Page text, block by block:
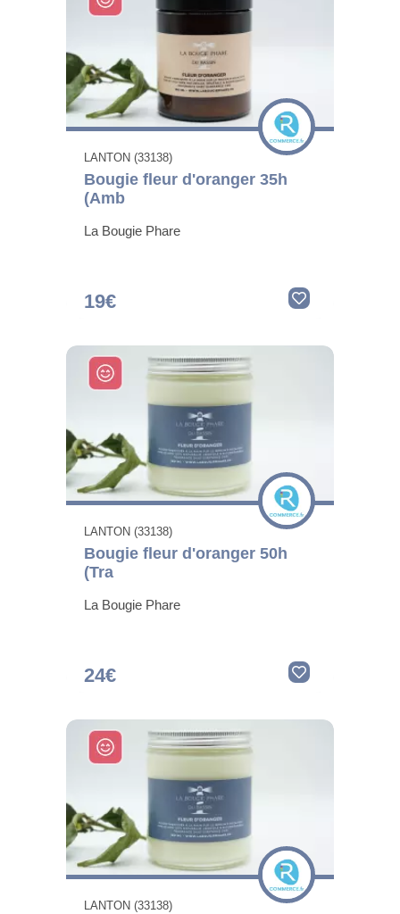
LANTON (33138)
Bougie fleur d'oranger 35h
(Amb
La Bougie Phare
19€
LANTON (33138)
Bougie fleur d'oranger 50h
(Tra
La Bougie Phare
24€
LANTON (33138)